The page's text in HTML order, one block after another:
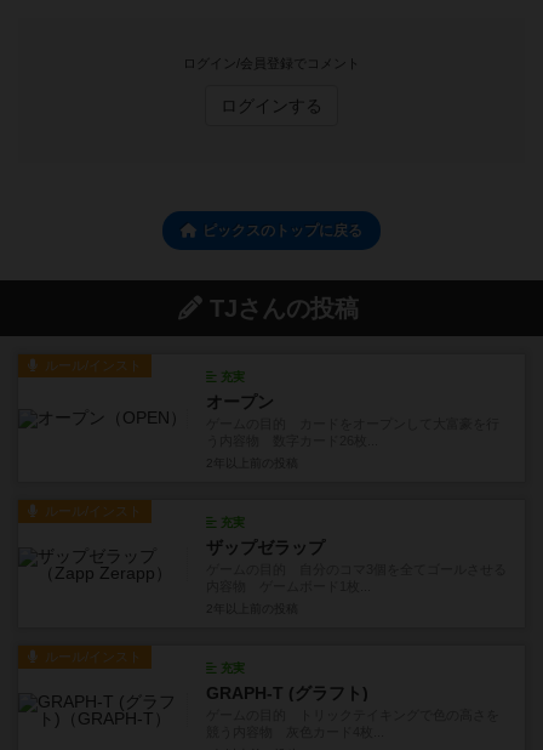
ログイン/会員登録でコメント
ログインする
ピックスのトップに戻る
TJさんの投稿
ルール/インスト
充実
オープン
ルール/インスト
充実
ザップゼラップ
ルール/インスト
充実
GRAPH-T (グラフト)